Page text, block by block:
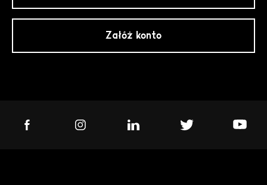
Załóż konto